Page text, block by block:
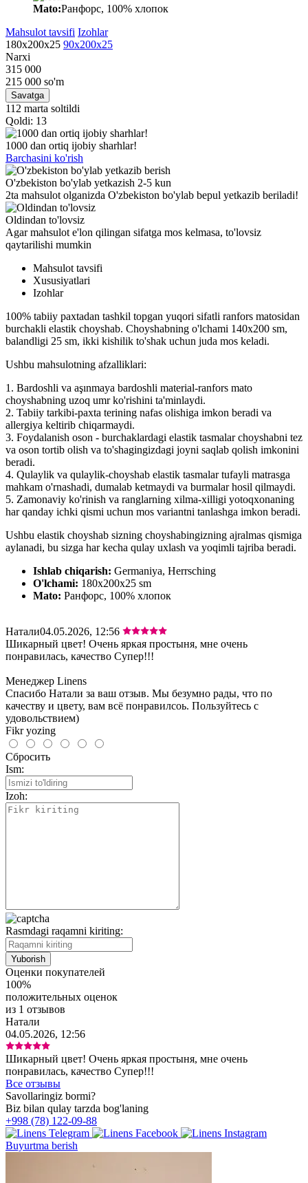
Mato:Ранфорс, 100% хлопок
Mahsulot tavsifi Izohlar
180x200x25 90x200x25
Narxi
315 000
215 000 so'm
Savatga
112 marta soltildi
Qoldi: 13
1000 dan ortiq ijobiy sharhlar!
Barchasini ko'rish
O'zbekiston bo'ylab yetkazish 2-5 kun
2ta mahsulot olganizda O'zbekiston bo'ylab bepul yetkazib beriladi!
Oldindan to'lovsiz
Agar mahsulot e'lon qilingan sifatga mos kelmasa, to'lovsiz
qaytarilishi mumkin
Mahsulot tavsifi
Xususiyatlari
Izohlar
100% tabiiy paxtadan tashkil topgan yuqori sifatli ranfors matosidan
burchakli elastik choyshab. Choyshabning o'lchami 140x200 sm,
balandligi 25 sm, ikki kishilik to'shak uchun juda mos keladi.
Ushbu mahsulotning afzalliklari:
1. Bardoshli va aşınmaya bardoshli material-ranfors mato
choyshabning uzoq umr ko'rishini ta'minlaydi.
2. Tabiiy tarkibi-paxta terining nafas olishiga imkon beradi va
allergiya keltirib chiqarmaydi.
3. Foydalanish oson - burchaklardagi elastik tasmalar choyshabni tez
va oson tortib olish va to'shagingizdagi joyni saqlab qolish imkonini
beradi.
4. Qulaylik va qulaylik-choyshab elastik tasmalar tufayli matrasga
mahkam o'rnashadi, dumalab ketmaydi va burmalar hosil qilmaydi.
5. Zamonaviy ko'rinish va ranglarning xilma-xilligi yotoqxonaning
har qanday ichki qismi uchun mos variantni tanlashga imkon beradi.
Ushbu elastik choyshab sizning choyshabingizning ajralmas qismiga
aylanadi, bu sizga har kecha qulay uxlash va yoqimli tajriba beradi.
Ishlab chiqarish: Germaniya, Herrsching
O'lchami: 180x200x25 sm
Mato: Ранфорс, 100% хлопок
Натали04.05.2026, 12:56
Шикарный цвет! Очень яркая простыня, мне очень
понравилась, качество Супер!!!
Менеджер Linens
Спасибо Натали за ваш отзыв. Мы безумно рады, что по
качеству и цвету, вам всё понравилсоь. Пользуйтесь с
удовольствием)
Fikr yozing
Сбросить
Ism:
Izoh:
Rasmdagi raqamni kiriting:
Оценки покупателей
100%
положительных оценок
из 1 отзывов
Натали
04.05.2026, 12:56
Шикарный цвет! Очень яркая простыня, мне очень
понравилась, качество Супер!!!
Все отзывы
Savollaringiz bormi?
Biz bilan qulay tarzda bog'laning
+998 (78) 122-09-88
Buyurtma berish